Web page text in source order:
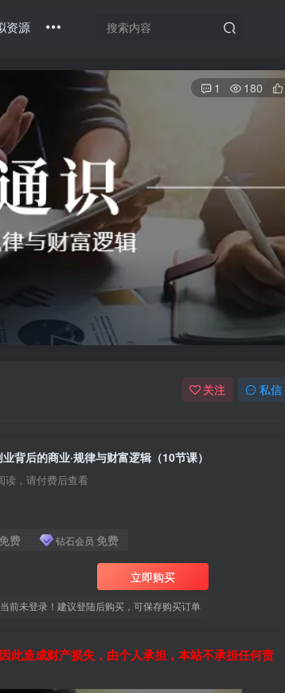
资源
1 180
关注 私信
背后的商业·规律与财富逻辑（10节课）
读，请付费后查看
免费 钻石会员 免费
立即购买
前未登录！建议登陆后购买，可保存购买订单
此造成财产损失，由个人承担，本站不承担任何责